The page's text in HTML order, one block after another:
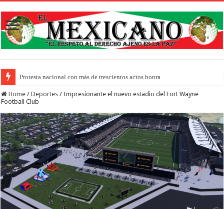
Protesta nacional con más de trescientos actos honra a inmigrantes muertos y
Home / Deportes / Impresionante el nuevo estadio del Fort Wayne
Football Club